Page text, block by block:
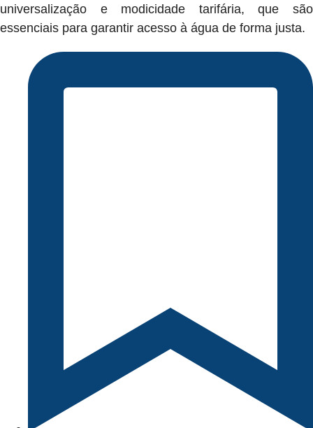
universalização e modicidade tarifária, que são
essenciais para garantir acesso à água de forma justa.